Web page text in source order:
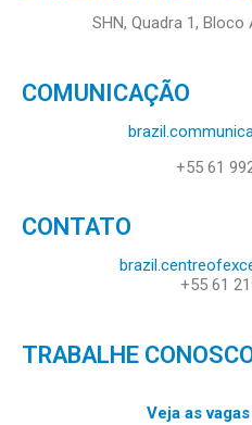
SHN, Quadra 1,
COMUNICAÇÃO
+55 61
CONTATO
+55 61
TRABALHE
Veja as